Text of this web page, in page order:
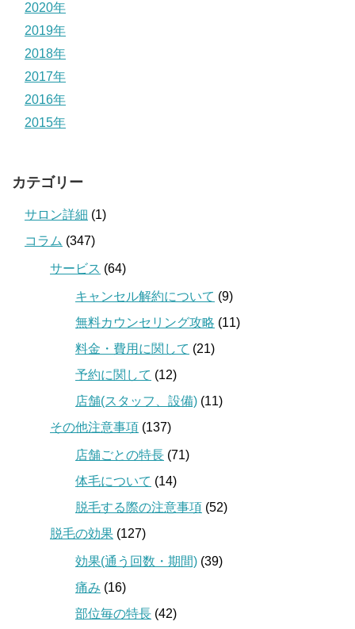
2020年
2019年
2018年
2017年
2016年
2015年
カテゴリー
サロン詳細 (1)
コラム (347)
サービス (64)
キャンセル解約について (9)
無料カウンセリング攻略 (11)
料金・費用に関して (21)
予約に関して (12)
店舗(スタッフ、設備) (11)
その他注意事項 (137)
店舗ごとの特長 (71)
体毛について (14)
脱毛する際の注意事項 (52)
脱毛の効果 (127)
効果(通う回数・期間) (39)
痛み (16)
部位毎の特長 (42)